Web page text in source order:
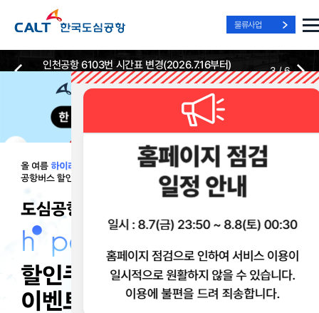
물류사업
Best Way, Fast Way
to the Airport
Best Way, Fast Way
to the Airport
Best Way, Fast Way
to the Airport
인천공항 6103번 시간표 변경(2026.7.16부터)
2026-07-13 2026-07-13
3/6
실시간
위치안내
리무진 노선
및 시간표
리무진
예매
리무진
이용 혜택